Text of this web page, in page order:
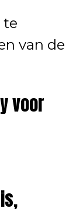
te
van de
voor